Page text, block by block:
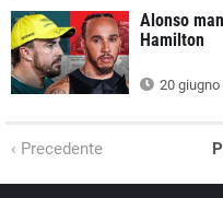
Alonso
Hamilton
20 giugno
‹ Precedente